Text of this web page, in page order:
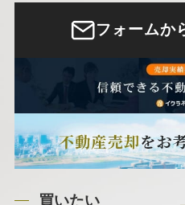
フォームか
買いたい